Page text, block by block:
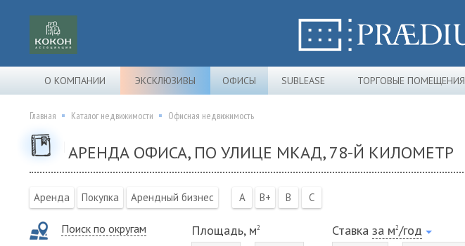
О КОМПАНИИ ЭКСКЛЮЗИВЫ ОФИСЫ SUBLEASE ТОРГОВЫЕ ПОМЕЩЕНИЯ
Главная Каталог недвижимости Офисная недвижимость
АРЕНДА ОФИСА, ПО УЛИЦЕ МКАД, 78-Й КИЛОМЕТР
Аренда Покупка Арендный бизнес A B+ B C
Поиск по округам
Площадь, м2 Ставка за м2/год